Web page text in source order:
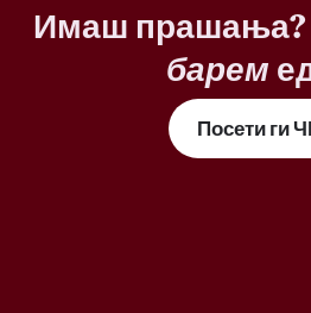
Имаш прашања?
барем
Посети ги